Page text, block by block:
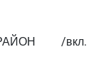
/вкл.